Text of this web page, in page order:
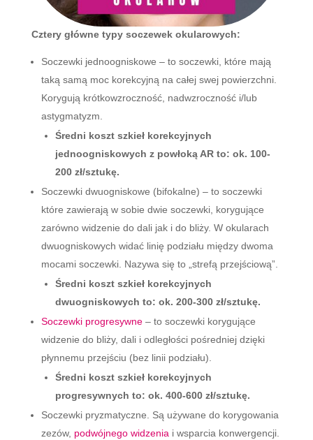
Cztery główne typy soczewek okularowych:
Soczewki jednoogniskowe – to soczewki, które mają
taką samą moc korekcyjną na całej swej powierzchni.
Korygują krótkowzroczność, nadwzroczność i/lub
astygmatyzm.
Średni koszt szkieł korekcyjnych
jednoogniskowych z powłoką AR to: ok. 100-
200 zł/sztukę.
Soczewki dwuogniskowe (bifokalne) – to soczewki
które zawierają w sobie dwie soczewki, korygujące
zarówno widzenie do dali jak i do bliży. W okularach
dwuogniskowych widać linię podziału między dwoma
mocami soczewki. Nazywa się to „strefą przejściową”.
Średni koszt szkieł korekcyjnych
dwuogniskowych to: ok. 200-300 zł/sztukę.
Soczewki progresywne– to soczewki korygujące
widzenie do bliży, dali i odległości pośredniej dzięki
płynnemu przejściu (bez linii podziału).
Średni koszt szkieł korekcyjnych
progresywnych to: ok. 400-600 zł/sztukę.
Soczewki pryzmatyczne. Są używane do korygowania
zezów, podwójnego widzenia i wsparcia konwergencji.